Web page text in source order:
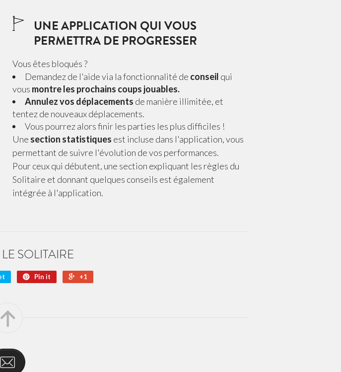
UNE APPLICATION QUI VOUS
PERMETTRA DE PROGRESSER
Vous êtes bloqués ?
Demandez de l'aide via la fonctionnalité de conseil qui
vous montre les prochains coups jouables.
Annulez vos déplacements de manière illimitée, et
tentez de nouveaux déplacements.
Vous pourrez alors finir les parties les plus difficiles !
Une section statistiques est incluse dans l'application, vous
permettant de suivre l'évolution de vos performances.
Pour ceux qui débutent, une section expliquant les règles du
Solitaire et donnant quelques conseils est également
intégrée à l'application.
LE SOLITAIRE